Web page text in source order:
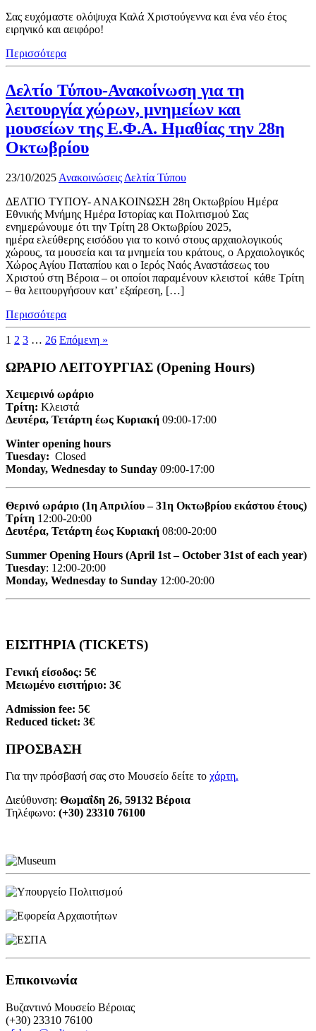
Σας ευχόμαστε ολόψυχα Καλά Χριστούγεννα και ένα νέο έτος
ειρηνικό και αειφόρο!
Περισσότερα
Δελτίο Τύπου-Ανακοίνωση για τη
λειτουργία χώρων, μνημείων και
μουσείων της Ε.Φ.Α. Ημαθίας την 28η
Οκτωβρίου
23/10/2025 Ανακοινώσεις Δελτία Τύπου
ΔΕΛΤΙΟ ΤΥΠΟΥ- ΑΝΑΚΟΙΝΩΣΗ 28η Οκτωβρίου Ημέρα
Εθνικής Μνήμης Ημέρα Ιστορίας και Πολιτισμού Σας
ενημερώνουμε ότι την Τρίτη 28 Οκτωβρίου 2025,
ημέρα ελεύθερης εισόδου για το κοινό στους αρχαιολογικούς
χώρους, τα μουσεία και τα μνημεία του κράτους, ο Αρχαιολογικός
Χώρος Αγίου Παταπίου και ο Ιερός Ναός Αναστάσεως του
Χριστού στη Βέροια – οι οποίοι παραμένουν κλειστοί κάθε Τρίτη
– θα λειτουργήσουν κατ’ εξαίρεση, […]
Περισσότερα
1 2 3 … 26 Επόμενη »
ΩΡΑΡΙΟ ΛΕΙΤΟΥΡΓΙΑΣ (Opening Hours)
Χειμερινό ωράριο
Τρίτη: Κλειστά
Δευτέρα, Τετάρτη έως Κυριακή 09:00-17:00
Winter opening hours
Tuesday: Closed
Monday, Wednesday to Sunday 09:00-17:00
Θερινό ωράριο (1η Απριλίου – 31η Οκτωβρίου εκάστου έτους)
Τρίτη 12:00-20:00
Δευτέρα, Τετάρτη έως Κυριακή 08:00-20:00
Summer Opening Hours (April 1st – October 31st of each year)
Tuesday: 12:00-20:00
Monday, Wednesday to Sunday 12:00-20:00
ΕΙΣΙΤΗΡΙΑ (TICKETS)
Γενική είσοδος: 5€
Μειωμένο εισιτήριο: 3€
Admission fee: 5€
Reduced ticket: 3€
ΠΡΟΣΒΑΣΗ
Για την πρόσβασή σας στο Μουσείο δείτε το χάρτη.
Διεύθυνση: Θωμαΐδη 26, 59132 Βέροια
Τηλέφωνο: (+30) 23310 76100
Επικοινωνία
Βυζαντινό Μουσείο Βέροιας
(+30) 23310 76100